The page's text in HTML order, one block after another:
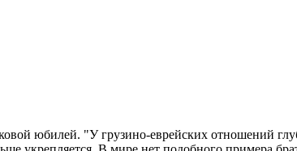
юбилей. "У грузино-еврейских отношений